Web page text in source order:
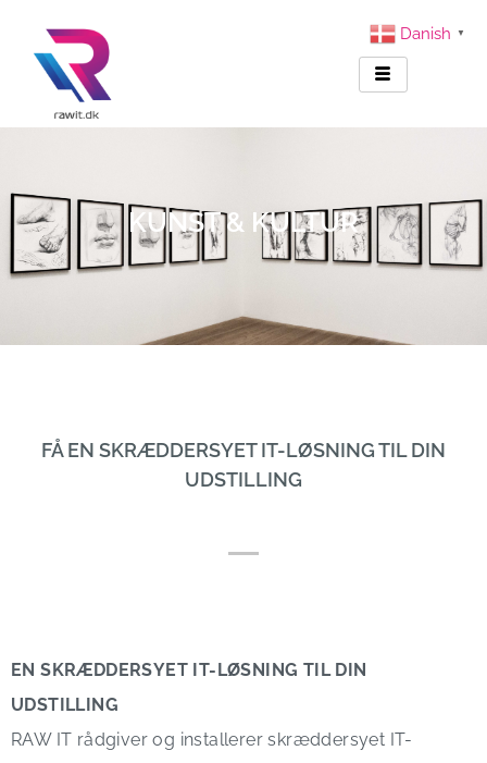
KUNST & KULTUR
FÅ EN SKRÆDDERSYET IT-LØSNING TIL DIN
UDSTILLING
EN SKRÆDDERSYET IT-LØSNING TIL DIN
UDSTILLING
RAW IT rådgiver og installerer skræddersyet IT-
Danish ▼